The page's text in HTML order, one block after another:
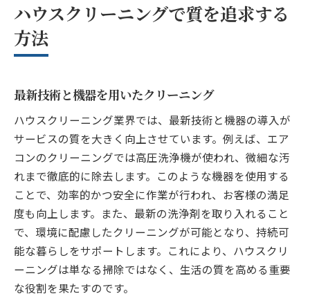
ハウスクリーニングで質を追求する
方法
最新技術と機器を用いたクリーニング
ハウスクリーニング業界では、最新技術と機器の導入が
サービスの質を大きく向上させています。例えば、エア
コンのクリーニングでは高圧洗浄機が使われ、微細な汚
れまで徹底的に除去します。このような機器を使用する
ことで、効率的かつ安全に作業が行われ、お客様の満足
度も向上します。また、最新の洗浄剤を取り入れること
で、環境に配慮したクリーニングが可能となり、持続可
能な暮らしをサポートします。これにより、ハウスクリ
ーニングは単なる掃除ではなく、生活の質を高める重要
な役割を果たすのです。